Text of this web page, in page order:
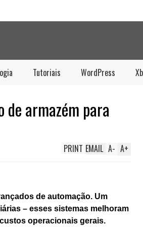
Tutoriais WordPress
de armazém para
A+
A-
EMAIL
PRINT
de automação. Um
– esses sistemas melhoram
operacionais gerais.